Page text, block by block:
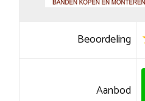
Beoordeling
Aanbod